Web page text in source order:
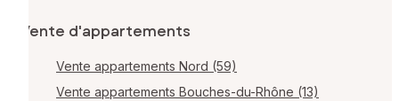
Vente d'appartements
Vente appartements Nord (59)
Vente appartements Bouches-du-Rhône (13)